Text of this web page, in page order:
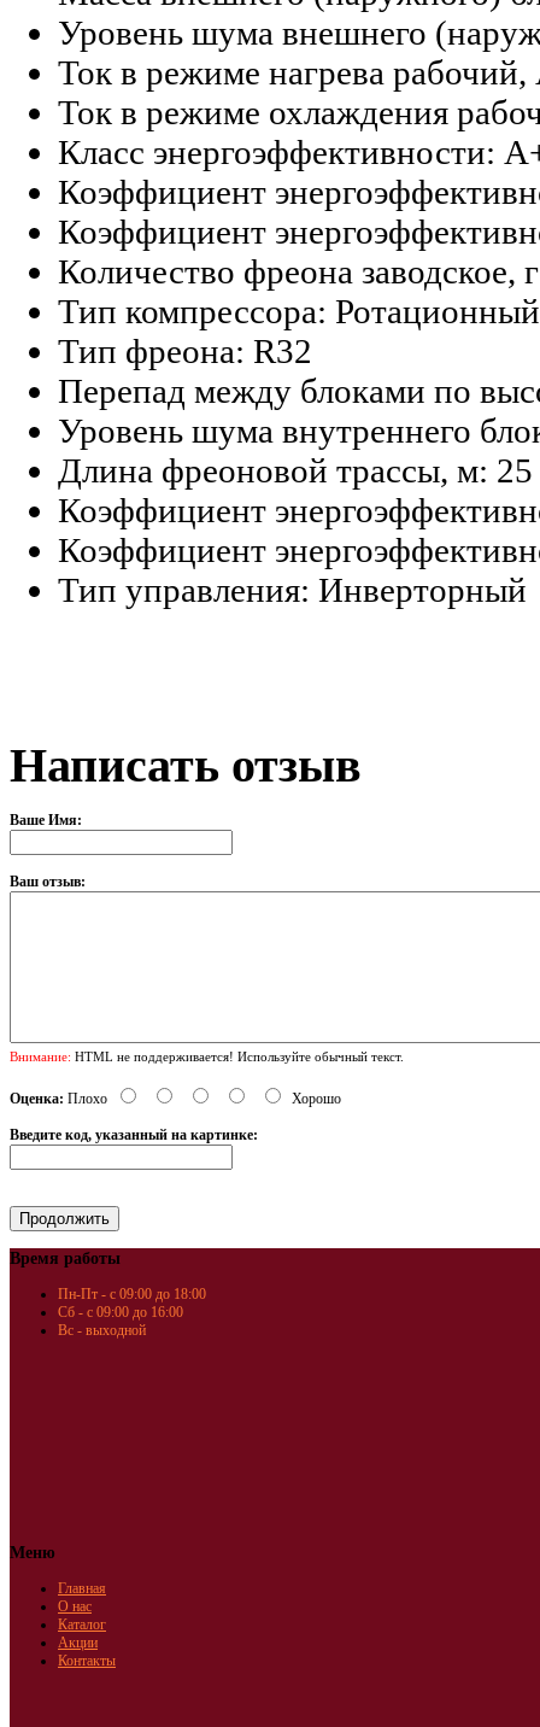
Уровень шума внешнего
Ток в режиме нагрева
Ток в режиме охлаждения
Класс энергоэффективности:
Коэффициент
Коэффициент
Количество фреона заводское,
Тип компрессора: Ротационный
Тип фреона: R32
Перепад между блоками по
Уровень шума внутреннего
Длина фреоновой трассы, м: 25
Коэффициент
Коэффициент
Тип управления: Инверторный
Написать отзыв
Ваше Имя:
Ваш отзыв:
Внимание: HTML не поддерживается! Используйте обычный текст.
Оценка: Плохо Хорошо
Введите код, указанный на картинке:
Время работы
Пн-Пт - с 09:00 до 18:00
Сб - с 09:00 до 16:00
Вс - выходной
Меню
Главная
О нас
Каталог
Акции
Контакты